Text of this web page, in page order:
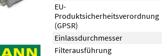
EU-
Produktsicherheitsverordnung
(GPSR)
Einlassdurchmesser
Filterausführung